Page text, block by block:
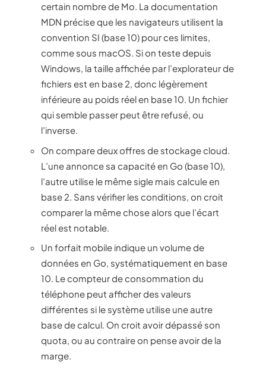
certain nombre de Mo. La documentation
MDN précise que les navigateurs utilisent la
convention SI (base 10) pour ces limites,
comme sous macOS. Si on teste depuis
Windows, la taille affichée par l’explorateur de
fichiers est en base 2, donc légèrement
inférieure au poids réel en base 10. Un fichier
qui semble passer peut être refusé, ou
l’inverse.
On compare deux offres de stockage cloud.
L’une annonce sa capacité en Go (base 10),
l’autre utilise le même sigle mais calcule en
base 2. Sans vérifier les conditions, on croit
comparer la même chose alors que l’écart
réel est notable.
Un forfait mobile indique un volume de
données en Go, systématiquement en base
10. Le compteur de consommation du
téléphone peut afficher des valeurs
différentes si le système utilise une autre
base de calcul. On croit avoir dépassé son
quota, ou au contraire on pense avoir de la
marge.